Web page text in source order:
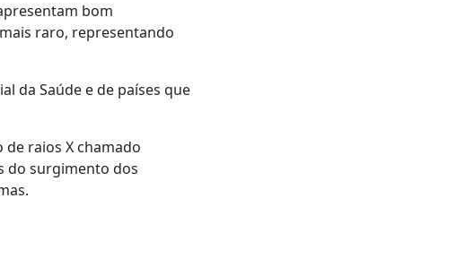
bom
raro, representando
da Saúde e de países que
raios X chamado
do surgimento dos